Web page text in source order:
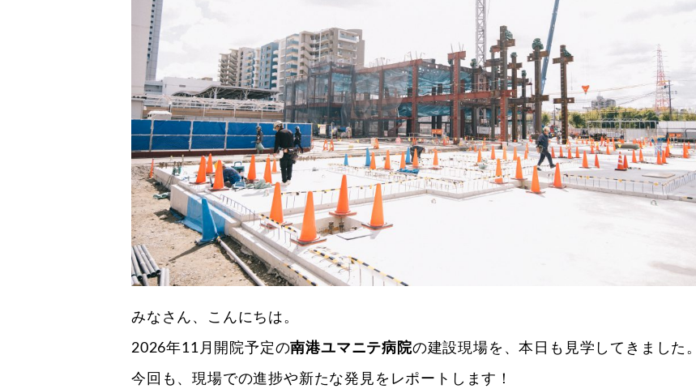
みなさん、こんにちは。
2026年11月開院予定の南港ユマニテ病院の建設現場を、本日も見学してきました。
今回も、現場での進捗や新たな発見をレポートします！